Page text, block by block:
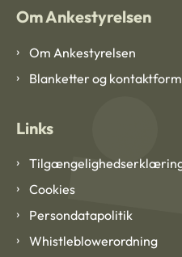
Om Ankestyrelsen
Om Ankestyrelsen
Blanketter og
Links
Cookies
Persondatapolitik
Whistleblowerordning